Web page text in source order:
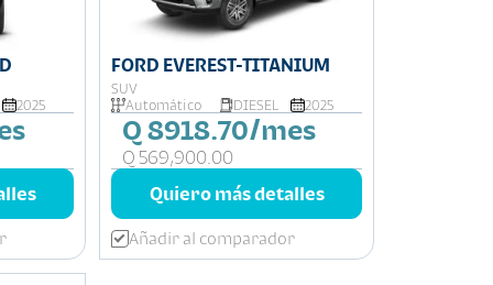
2025
FORD EVEREST-TITANIUM
SUV
Automático
DIESEL 2025
Q 8918.70/mes
Q 569,900.00
Quiero más detalles
Añadir al comparador